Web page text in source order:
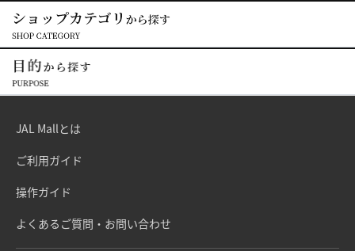
JAL Mallとは
ご利用ガイド
操作ガイド
よくあるご質問・お問い合わせ